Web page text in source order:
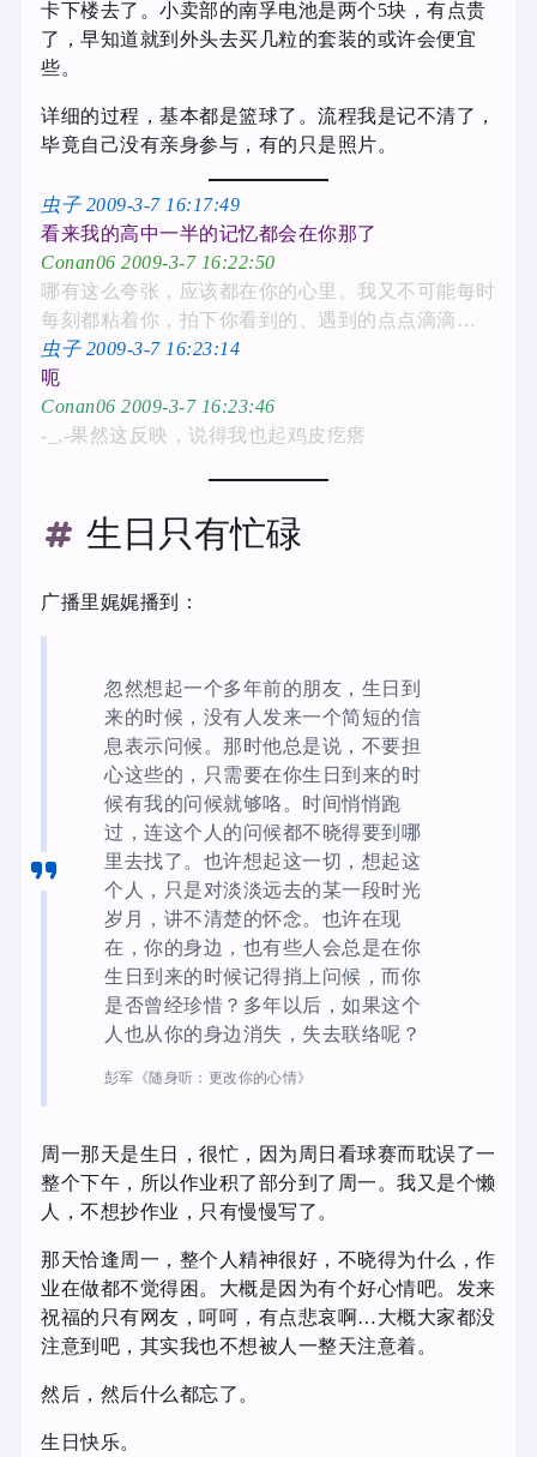
卡下楼去了。小卖部的南孚电池是两个5块，有点贵
了，早知道就到外头去买几粒的套装的或许会便宜
些。
详细的过程，基本都是篮球了。流程我是记不清了，
毕竟自己没有亲身参与，有的只是照片。
虫子 2009-3-7 16:17:49
看来我的高中一半的记忆都会在你那了
Conan06 2009-3-7 16:22:50
哪有这么夸张，应该都在你的心里。我又不可能每时
每刻都粘着你，拍下你看到的、遇到的点点滴滴…
虫子 2009-3-7 16:23:14
呃
Conan06 2009-3-7 16:23:46
-_,-果然这反映，说得我也起鸡皮疙瘩
生日只有忙碌
广播里娓娓播到：
忽然想起一个多年前的朋友，生日到
来的时候，没有人发来一个简短的信
息表示问候。那时他总是说，不要担
心这些的，只需要在你生日到来的时
候有我的问候就够咯。时间悄悄跑
过，连这个人的问候都不晓得要到哪
里去找了。也许想起这一切，想起这
个人，只是对淡淡远去的某一段时光
岁月，讲不清楚的怀念。也许在现
在，你的身边，也有些人会总是在你
生日到来的时候记得捎上问候，而你
是否曾经珍惜？多年以后，如果这个
人也从你的身边消失，失去联络呢？
彭军《随身听：更改你的心情》
周一那天是生日，很忙，因为周日看球赛而耽误了一
整个下午，所以作业积了部分到了周一。我又是个懒
人，不想抄作业，只有慢慢写了。
那天恰逢周一，整个人精神很好，不晓得为什么，作
业在做都不觉得困。大概是因为有个好心情吧。发来
祝福的只有网友，呵呵，有点悲哀啊…大概大家都没
注意到吧，其实我也不想被人一整天注意着。
然后，然后什么都忘了。
生日快乐。